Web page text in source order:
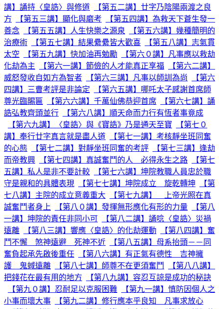
講】誦持〈皇誥〉與修道
【第五二講】廿字乃陰陽兩渡之良
方
【第五三講】顯化與磨考
【第五四講】為救天下蒼生發一
善念
【第五五講】人生快樂之源泉
【第五六講】幾種簡明的
治療術
【第五七講】結果纍纍皆大歡喜
【第五八講】志氣貫
太空
【第五九講】快加油再勉勵
【第六０講】凡事應以救劫
化劫為主
【第六一講】節儉的人才能真正享福
【第六二講】
威怒發收自如方為智者
【第六三講】凡事以師訓為尚
【第六
四講】三曹考評是非論定
【第六五講】哪吒太子感謝首席師
尊光臨賜匾
【第六六講】千萬仙佛恭迎首席
【第六七講】誦
誥弘教齊頭並行
【第六八講】順天命而力行有恆者事竟成
【第六九講】〈皇誥〉與《寶誥》乃是通天至寶
【第七０
講】奉行廿字真言就是盡人道
【第七一講】考核靜坐班同奮
的心態
【第七二講】對靜坐班同奮的考評
【第七三講】逢劫
而帝教興
【第七四講】真誠奮鬥的人 必得永生之路
【第七
五講】私人是非不要計較
【第七六講】坤院教職人員忠於職
守是親和的具體表現
【第七七講】坤院成立 旋乾轉坤
【第
七八講】主院的成立意義重大
【第七九講】 上帝光照在真
誠奮鬥者身上
【第八０講】發揮無形應化有形的力量
【第八
一講】坤院的責任非同小可
【第八二講】誦唸〈皇誥〉災禍
遠離
【第八三講】響應〈皇誥〉的化劫運動
【第八四講】奮
鬥不懈 煞神遠避 死神不近
【第八五講】母系抬頭－－同
奮負起承先啟後重任
【第八六講】有正氣有德性 吉神擁
護 鬼蜮遠離
【第八七講】師尊不在更須奮鬥
【第八八講】
把錢花在最有用的地方
【第八九講】容忍互諒是成功的秘訣
【第九０講】忍耐足以克服困難
【第九一講】慎防因個人之
小事而壞大事
【第九二講】修行應本乎良知 凡事求放心